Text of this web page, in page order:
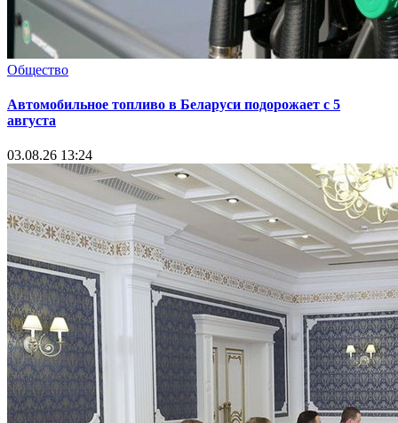
Общество
Автомобильное топливо в Беларуси подорожает с 5
августа
03.08.26 13:24